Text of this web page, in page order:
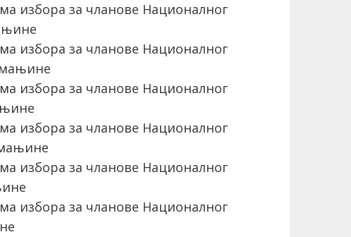
избора за чланове Националног
избора за чланове Националног
мањине
избора за чланове Националног
избора за чланове Националног
избора за чланове Националног
избора за чланове Националног